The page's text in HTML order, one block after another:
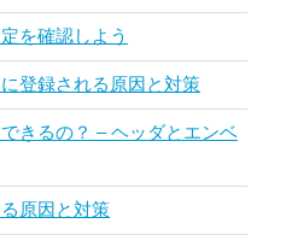
を確認しよう
登録される原因と対策
きるの？ – ヘッダとエンベ
原因と対策